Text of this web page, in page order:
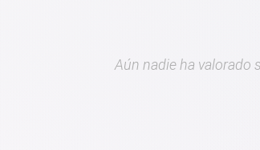
Aún nadie ha valorado